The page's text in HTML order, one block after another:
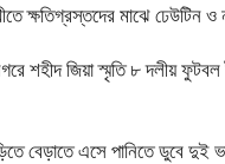
ক্ষতিগ্রস্তদের মাঝে ঢেউটিন
শহীদ জিয়া স্মৃতি ৮ দলীয় ফুটবল
বেড়াতে এসে পানিতে ডুবে দুই